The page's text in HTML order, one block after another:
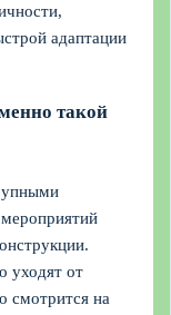
адаптации
такой
уходят от
смотрится на